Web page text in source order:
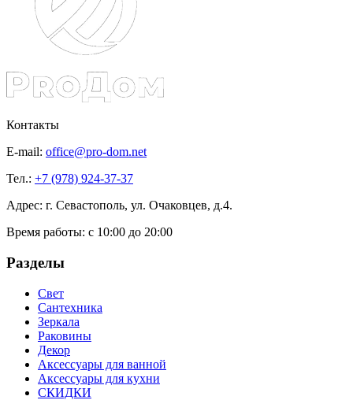
Контакты
E-mail: office@pro-dom.net
Тел.: +7 (978) 924-37-37
Адрес: г. Севастополь, ул. Очаковцев, д.4.
Время работы: с 10:00 до 20:00
Разделы
Свет
Сантехника
Зеркала
Раковины
Декор
Аксессуары для ванной
Аксессуары для кухни
СКИДКИ